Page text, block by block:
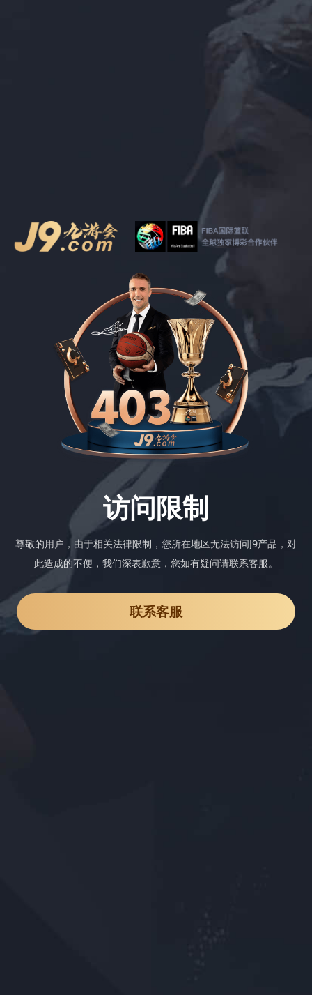
访问限制
尊敬的用户，由于相关法律限制，您所在地区无法访问J9产品，对
此造成的不便，我们深表歉意，您如有疑问请联系客服。
联系客服